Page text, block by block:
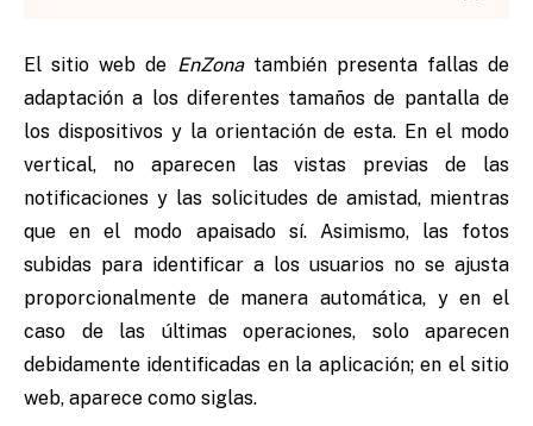
El sitio web de EnZona también presenta fallas de
adaptación a los diferentes tamaños de pantalla de
los dispositivos y la orientación de esta. En el modo
vertical, no aparecen las vistas previas de las
notificaciones y las solicitudes de amistad, mientras
que en el modo apaisado sí. Asimismo, las fotos
subidas para identificar a los usuarios no se ajusta
proporcionalmente de manera automática, y en el
caso de las últimas operaciones, solo aparecen
debidamente identificadas en la aplicación; en el sitio
web, aparece como siglas.